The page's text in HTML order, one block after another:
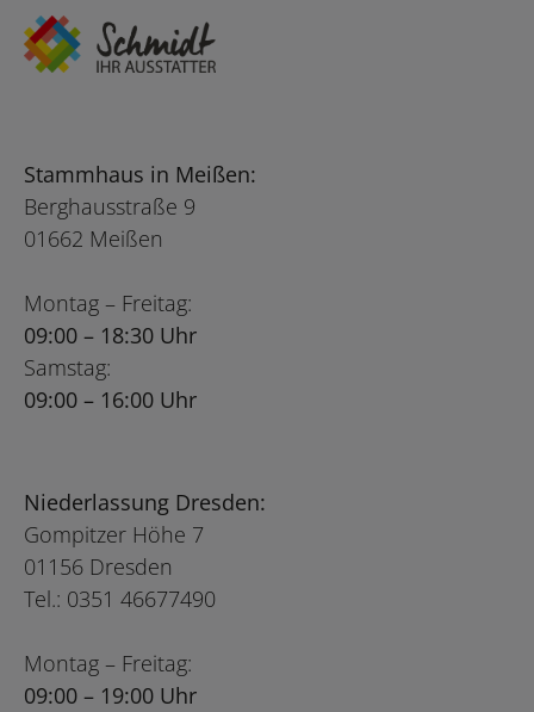
Stammhaus in Meißen:
Berghausstraße 9
01662 Meißen
Montag – Freitag:
09:00 – 18:30 Uhr
Samstag:
09:00 – 16:00 Uhr
Niederlassung Dresden:
Gompitzer Höhe 7
01156 Dresden
Tel.: 0351 46677490
Montag – Freitag:
09:00 – 19:00 Uhr